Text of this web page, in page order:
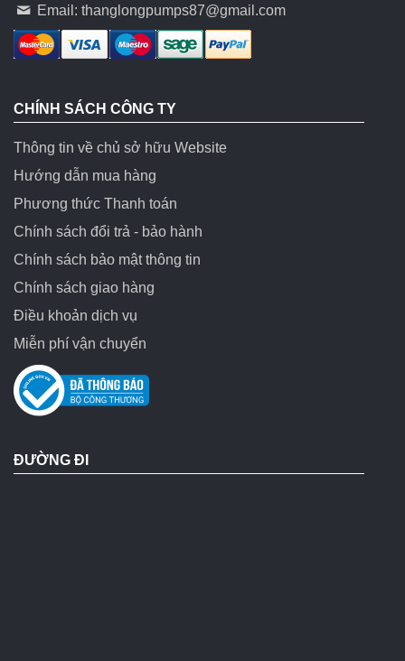
Email:thanglongpumps87@gmail.com
CHÍNH SÁCH CÔNG TY
Thông tin về chủ sở hữu Website
Hướng dẫn mua hàng
Phương thức Thanh toán
Chính sách đổi trả - bảo hành
Chính sách bảo mật thông tin
Chính sách giao hàng
Điều khoản dịch vụ
Miễn phí vận chuyển
ĐƯỜNG ĐI